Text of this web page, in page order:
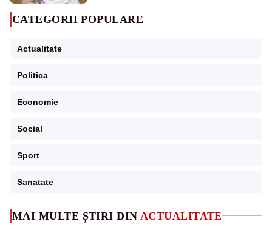
MAI MULTE ȘTIRI DIN ACTUALITATE
CATEGORII POPULARE
Actualitate
Politica
Economie
Social
Sport
Sanatate